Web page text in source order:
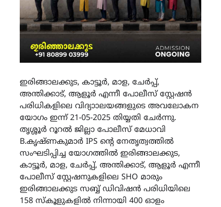
ഇരിങ്ങാലക്കുട, കാട്ടൂർ, മാള, ചേർപ്പ്,
അന്തിക്കാട്, ആളൂർ എന്നീ പോലീസ് സ്റ്റേഷൻ
പരിധികളിലെ വിദ്യാാലയങ്ങളുടെ അവലോകന
യോഗം ഇന്ന് 21-05-2025 തിയ്യതി ചേർന്നു.
തൃശ്ശൂർ റൂറൽ ജില്ലാ പോലീസ് മേധാവി
B.കൃഷ്ണകുമാർ IPS ന്റെ നേതൃത്വത്തിൽ
സംഘടിപ്പിച്ച യോഗത്തിൽ ഇരിങ്ങാലക്കുട,
കാട്ടൂർ, മാള, ചേർപ്പ്, അന്തിക്കാട്, ആളൂർ എന്നീ
പോലീസ് സ്റ്റേഷനുകളിലെ SHO മാരും
ഇരിങ്ങാലക്കുട സബ്ബ് ഡിവിഷൻ പരിധിയിലെ
158 സ്കൂളുകളിൽ നിന്നായി 400 ഓളം